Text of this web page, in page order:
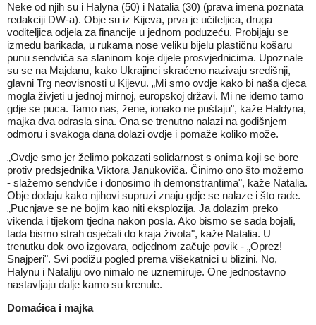
Neke od njih su i Halyna (50) i Natalia (30) (prava imena poznata
redakciji DW-a). Obje su iz Kijeva, prva je učiteljica, druga
voditeljica odjela za financije u jednom poduzeću. Probijaju se
između barikada, u rukama nose veliku bijelu plastičnu košaru
punu sendviča sa slaninom koje dijele prosvjednicima. Upoznale
su se na Majdanu, kako Ukrajinci skraćeno nazivaju središnji,
glavni Trg neovisnosti u Kijevu. „Mi smo ovdje kako bi naša djeca
mogla živjeti u jednoj mirnoj, europskoj državi. Mi ne idemo tamo
gdje se puca. Tamo nas, žene, ionako ne puštaju", kaže Haldyna,
majka dva odrasla sina. Ona se trenutno nalazi na godišnjem
odmoru i svakoga dana dolazi ovdje i pomaže koliko može.
„Ovdje smo jer želimo pokazati solidarnost s onima koji se bore
protiv predsjednika Viktora Janukoviča. Činimo ono što možemo
- slažemo sendviče i donosimo ih demonstrantima", kaže Natalia.
Obje dodaju kako njihovi supruzi znaju gdje se nalaze i što rade.
„Pucnjave se ne bojim kao niti eksplozija. Ja dolazim preko
vikenda i tijekom tjedna nakon posla. Ako bismo se sada bojali,
tada bismo strah osjećali do kraja života", kaže Natalia. U
trenutku dok ovo izgovara, odjednom začuje povik - „Oprez!
Snajperi". Svi podižu pogled prema višekatnici u blizini. No,
Halynu i Nataliju ovo nimalo ne uznemiruje. One jednostavno
nastavljaju dalje kamo su krenule.
Domaćica i majka